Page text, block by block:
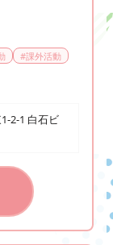
#課外活動
2-1 白石ビ